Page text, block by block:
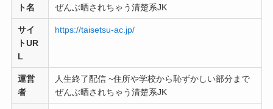
ト名
ぜんぶ晒されちゃう清楚系JK
サイ
トUR
L
https://taisetsu-ac.jp/
運営
者
人生終了配信 ~住所や学校から恥ずかしい部分まで
ぜんぶ晒されちゃう清楚系JK